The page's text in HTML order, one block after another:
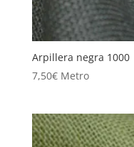
Arpillera negra 1000
7,50€ Metro